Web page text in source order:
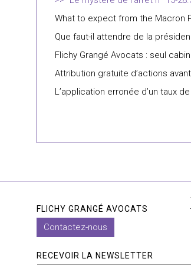
What to expect from the Macron
Que faut-il attendre de la
Flichy Grangé Avocats : seul
Attribution gratuite d’actions
L’application erronée d’un taux
FLICHY GRANGÉ AVOCATS
Contactez-nous
RECEVOIR LA NEWSLETTER